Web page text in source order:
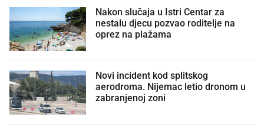
Nakon slučaja u Istri Centar za
nestalu djecu pozvao roditelje na
oprez na plažama
Novi incident kod splitskog
aerodroma. Nijemac letio dronom u
zabranjenoj zoni